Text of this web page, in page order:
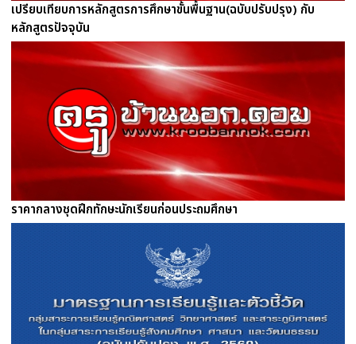
เปรียบเทียบการหลักสูตรการศึกษาขั้นพื้นฐาน(ฉบับปรับปรุง) กับ
หลักสูตรปัจจุบัน
ราคากลางชุดฝึกทักษะนักเรียนก่อนประถมศึกษา